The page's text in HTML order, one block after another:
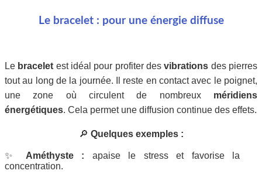
Le bracelet : pour une énergie diffuse
Le bracelet est idéal pour profiter desvibrations des pierres
tout au long de la journée. Il reste en contact avec le poignet,
une zone où circulent de nombreux méridiens
énergétiques. Cela permet une diffusion continue des effets.
🔎 Quelques exemples :
✨ Améthyste : apaise le stress et favorise la
concentration.